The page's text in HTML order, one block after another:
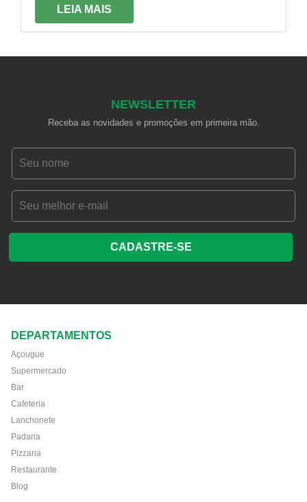
LEIA MAIS
NEWSLETTER
Receba as novidades e promoções em primeira mão.
CADASTRE-SE
DEPARTAMENTOS
Açougue
Supermercado
Bar
Cafeteria
Lanchonete
Padaria
Pizzaria
Restaurante
Blog